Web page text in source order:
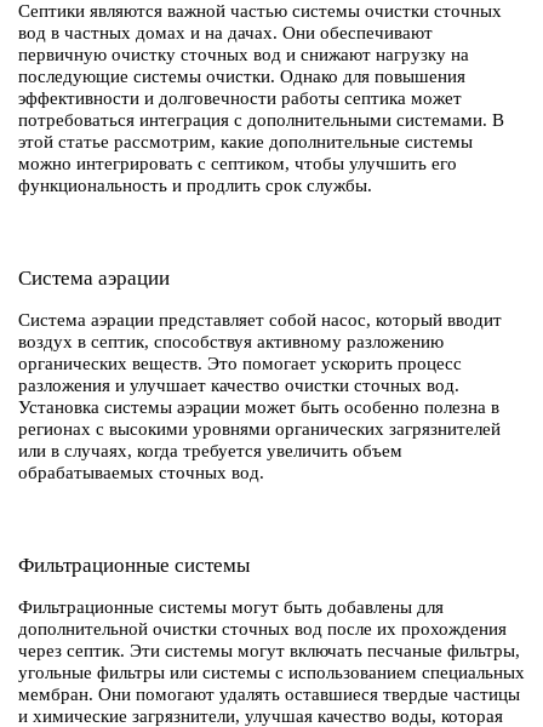
Септики являются важной частью системы очистки сточных
вод в частных домах и на дачах. Они обеспечивают
первичную очистку сточных вод и снижают нагрузку на
последующие системы очистки. Однако для повышения
эффективности и долговечности работы септика может
потребоваться интеграция с дополнительными системами. В
этой статье рассмотрим, какие дополнительные системы
можно интегрировать с септиком, чтобы улучшить его
функциональность и продлить срок службы.
Система аэрации
Система аэрации представляет собой насос, который вводит
воздух в септик, способствуя активному разложению
органических веществ. Это помогает ускорить процесс
разложения и улучшает качество очистки сточных вод.
Установка системы аэрации может быть особенно полезна в
регионах с высокими уровнями органических загрязнителей
или в случаях, когда требуется увеличить объем
обрабатываемых сточных вод.
Фильтрационные системы
Фильтрационные системы могут быть добавлены для
дополнительной очистки сточных вод после их прохождения
через септик. Эти системы могут включать песчаные фильтры,
угольные фильтры или системы с использованием специальных
мембран. Они помогают удалять оставшиеся твердые частицы
и химические загрязнители, улучшая качество воды, которая